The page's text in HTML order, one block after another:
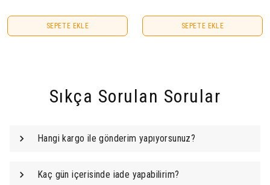
SEPETE EKLE SEPETE EKLE
Sıkça Sorulan Sorular
Hangi kargo ile gönderim yapıyorsunuz?
Kaç gün içerisinde iade yapabilirim?